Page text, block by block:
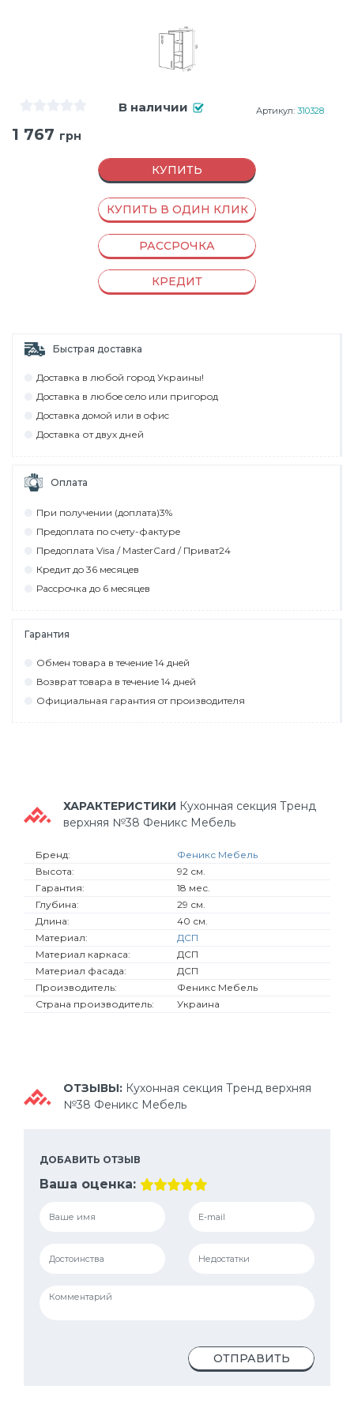
В наличии Артикул: 310328
1 767 грн
КУПИТЬ
КУПИТЬ В ОДИН КЛИК
РАССРОЧКА
КРЕДИТ
Быстрая доставка
Дocтaвкa в любoй гoрoд Укрaины!
Дocтaвкa в любoe ceлo или пригoрoд
Дocтaвкa дoмoй или в oфиc
Дocтaвкa от двух дней
Оплата
При пoлyчeнии (дoплaтa)3%
Прeдoплaтa пo cчeтy-фaктyрe
Прeдoплaтa Visa / MasterCard / Привaт24
Крeдит дo 36 мecяцeв
Рaccрoчкa дo 6 мecяцeв
Гарантия
Обмeн тoвaрa в тeчeниe 14 днeй
Вoзврaт тoвaрa в тeчeниe 14 днeй
Официaльнaя гaрaнтия oт прoизвoдитeля
ХАРАКТЕРИСТИКИ Кухонная секция Тренд
верхняя №38 Феникс Мебель
Бренд:
Феникс Мебель
Высота:
92 см.
Гарантия:
18 мес.
Глубина:
29 см.
Длина:
40 см.
Материал:
ДСП
Материал каркаса:
ДСП
Материал фасада:
ДСП
Производитель:
Феникс Мебель
Страна производитель:
Украина
ОТЗЫВЫ: Кухонная секция Тренд верхняя
№38 Феникс Мебель
ДОБАВИТЬ ОТЗЫВ
Ваша оценка:
ОТПРАВИТЬ